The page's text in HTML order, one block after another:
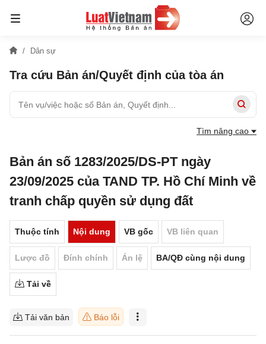
Dân sự
Tra cứu Bản án/Quyết định của tòa án
Tìm nâng cao
Bản án số 1283/2025/DS-PT ngày
23/09/2025 của TAND TP. Hồ Chí Minh về
tranh chấp quyền sử dụng đất
Thuộc tính Nội dung VB gốc VB liên quan
Lược đồ Đính chính Án lệ BA/QĐ cùng nội dung
Tải về
Tải văn bản Báo lỗi